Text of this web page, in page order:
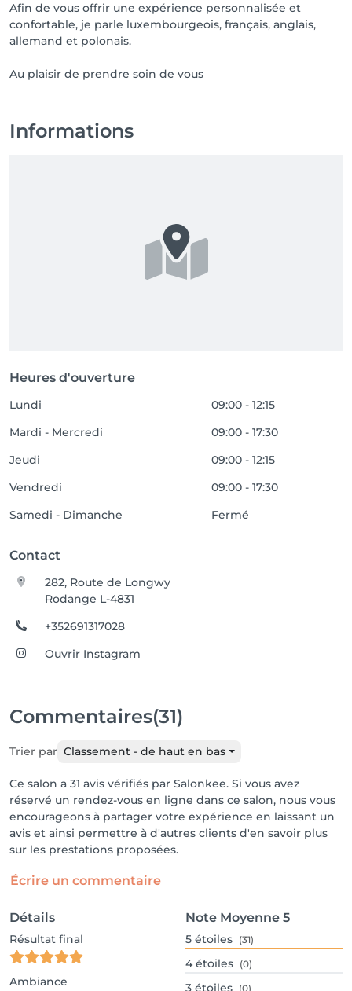
Afin de vous offrir une expérience personnalisée et
confortable, je parle luxembourgeois, français, anglais,
allemand et polonais.
Informations
Heures d'ouverture
Lundi
09:00 - 12:15
Mardi - Mercredi
09:00 - 17:30
Jeudi
09:00 - 12:15
Vendredi
09:00 - 17:30
Samedi - Dimanche
Fermé
Contact
282, Route de Longwy
Rodange L-4831
+352691317028
Ouvrir Instagram
Commentaires(31)
Trier par Classement - de haut en bas
Ce salon a 31 avis vérifiés par Salonkee. Si vous avez
réservé un rendez-vous en ligne dans ce salon, nous vous
encourageons à partager votre expérience en laissant un
avis et ainsi permettre à d'autres clients d'en savoir plus
sur les prestations proposées.
Écrire un commentaire
Détails
Résultat final
Ambiance
Note Moyenne 5
5 étoiles (31)
4 étoiles (0)
3 étoiles (0)